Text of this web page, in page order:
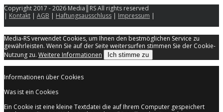
Copyright 2017 - 2026 Media║RS All rights reserved
| Kontakt | AGB | Haftungsausschluss | Impressum |
Media-RS verwendet Cookies, um Ihnen den bestmöglichen Service zu
gewährleisten. Wenn Sie auf der Seite weitersurfen stimmen Sie der Cookie-
Nutzung zu. Weitere Informationen Ich stimme zu
Informationen über Cookies
Was ist ein Cookies
Ein Cookie ist eine kleine Textdatei die auf Ihrem Computer gespeichert